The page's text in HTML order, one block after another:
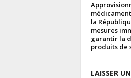
la
mesures
garantir la
produits de
LAISSER